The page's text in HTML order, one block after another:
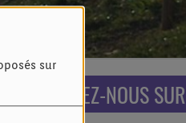
sur
RETROUVEZ-NOUS SUR